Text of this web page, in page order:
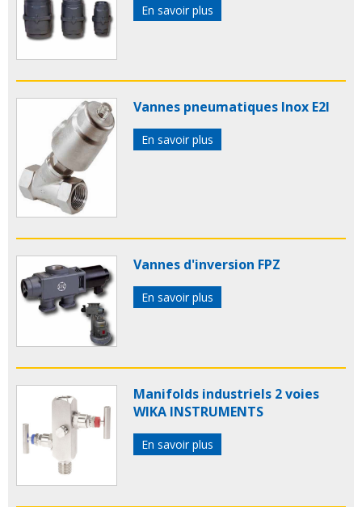
En savoir plus
Vannes pneumatiques Inox E2I
En savoir plus
Vannes d'inversion FPZ
En savoir plus
Manifolds industriels 2 voies
WIKA INSTRUMENTS
En savoir plus